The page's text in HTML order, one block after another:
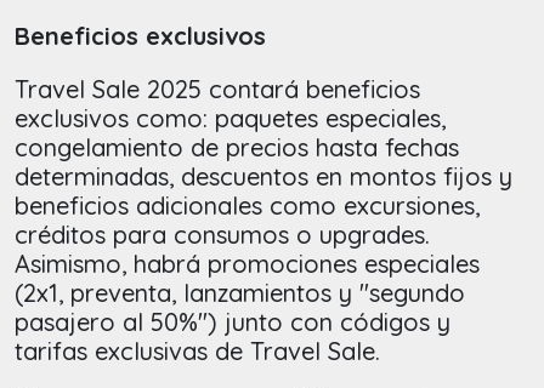
Beneficios exclusivos
Travel Sale 2025 contará beneficios
exclusivos como: paquetes especiales,
congelamiento de precios hasta fechas
determinadas, descuentos en montos fijos y
beneficios adicionales como excursiones,
créditos para consumos o upgrades.
Asimismo, habrá promociones especiales
(2x1, preventa, lanzamientos y "segundo
pasajero al 50%") junto con códigos y
tarifas exclusivas de Travel Sale.